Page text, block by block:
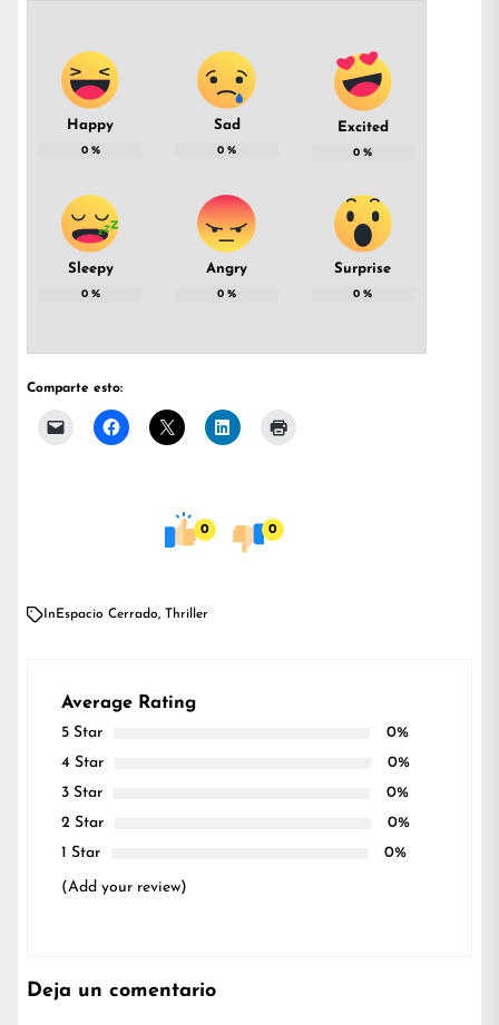
Happy
0%
Sad
0 %
Excited
0 %
Sleepy
0%
Angry
0 %
Surprise
0 %
Comparte esto:
0 0
In Espacio Cerrado, Thriller
Average Rating
5 Star
0%
4 Star
0%
3 Star
0%
2 Star
0%
1 Star
0%
(Add your review)
Deja un comentario